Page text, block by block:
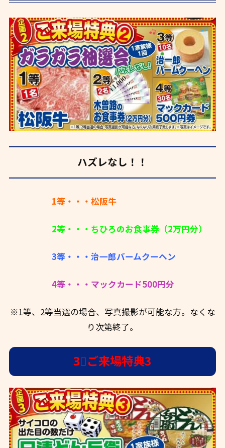
ハズレなし！！
1等・・・松阪牛
2等・・・ちひろのお食事券（2万円分）
3等・・・治一郎バームクーヘン
4等・・・マックカード500円分
※1等、2等当選の場合、写真撮影が可能な方。なくな
り次第終了。
3⃣ご来場特典3